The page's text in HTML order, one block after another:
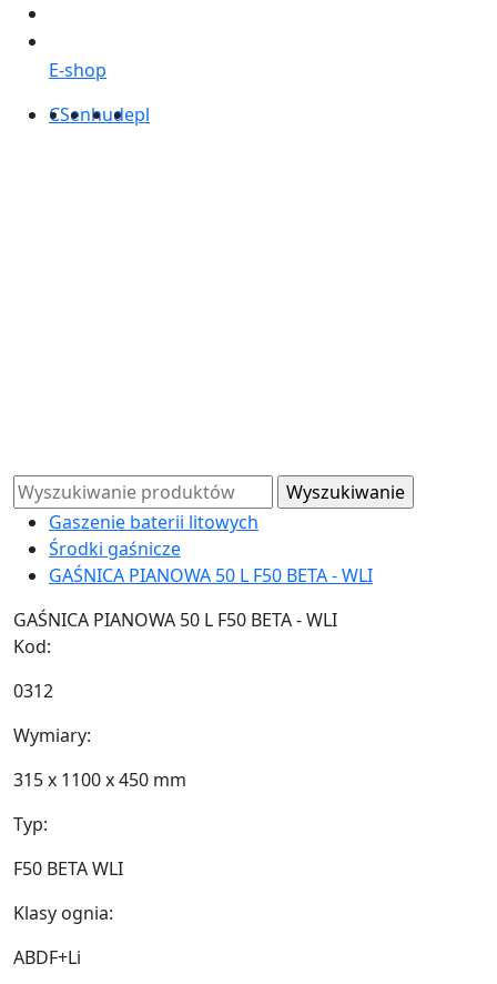
E-shop
CSenhudepl
Gaszenie baterii litowych
Środki gaśnicze
GAŚNICA PIANOWA 50 L F50 BETA - WLI
GAŚNICA PIANOWA 50 L F50 BETA - WLI
Kod:
0312
Wymiary:
315 x 1100 x 450 mm
Typ:
F50 BETA WLI
Klasy ognia:
ABDF+Li